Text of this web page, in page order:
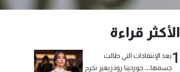
الأكثر قراءة
1بعد الإنتقادات التي طالت
جسمها... جورجينا رودريغيز تخرج